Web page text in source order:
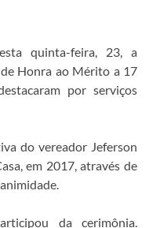
quinta-feira, 23, a
Honra ao Mérito a 17
por serviços
do vereador Jeferson
em 2017, através de
da cerimônia.